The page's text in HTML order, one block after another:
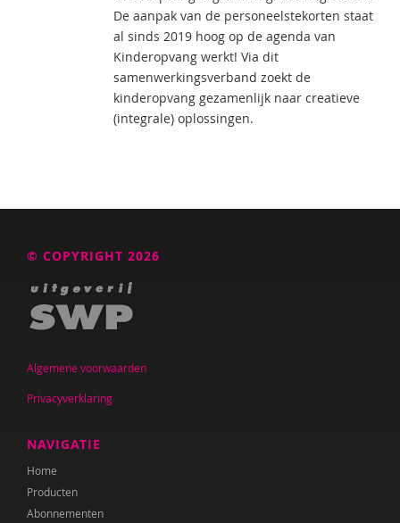
De aanpak van de personeelstekorten staat
al sinds 2019 hoog op de agenda van
Kinderopvang werkt! Via dit
samenwerkingsverband zoekt de
kinderopvang gezamenlijk naar creatieve
(integrale) oplossingen.
© COPYRIGHT 2026
Algemene voorwaarden
Privacyverklaring
NAVIGATIE
Home
Producten
Abonnementen